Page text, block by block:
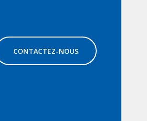
CONTACTEZ-NOUS